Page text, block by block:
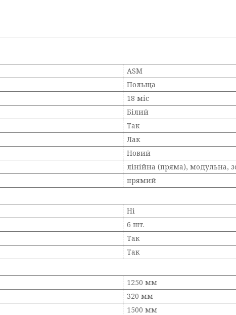
ASM
Польща
18 міс
Білий
Так
Лак
Новий
лінійна (пряма), модульна,
прямий
Ні
6 шт.
Так
Так
1250 мм
320 мм
1500 мм